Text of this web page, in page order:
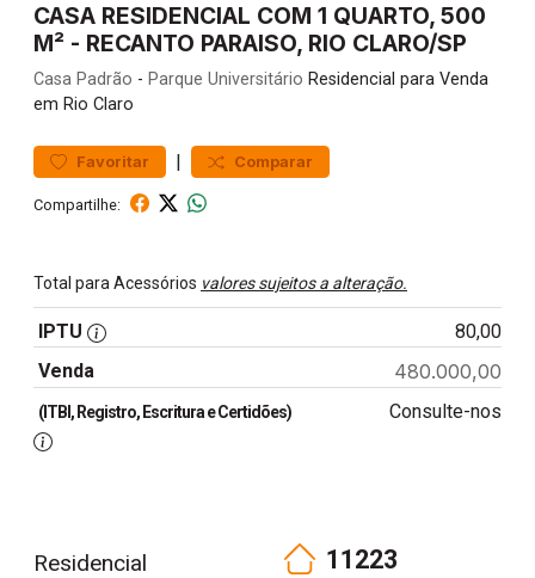
CASA RESIDENCIAL COM 1 QUARTO, 500
M² - RECANTO PARAISO, RIO CLARO/SP
Casa Padrão - Parque Universitário Residencial para Venda
em Rio Claro
Favoritar | Comparar
Compartilhe:
Total para Acessórios valores sujeitos a alteração.
IPTU
80,00
Venda
480.000,00
(ITBI, Registro, Escritura e Certidões) Consulte-nos
Residencial 11223